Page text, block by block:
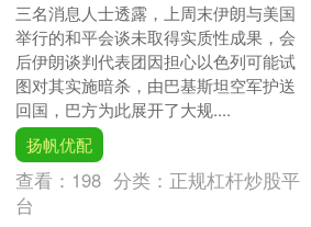
三名消息人士透露，上周末伊朗与美国
举行的和平会谈未取得实质性成果，会
后伊朗谈判代表团因担心以色列可能试
图对其实施暗杀，由巴基斯坦空军护送
回国，巴方为此展开了大规....
扬帆优配
查看： 198 分类： 正规杠杆炒股平
台